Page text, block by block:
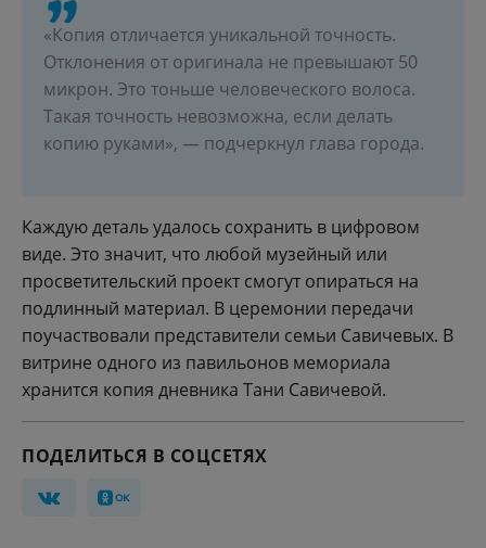
«Копия отличается уникальной точность.
Отклонения от оригинала не превышают 50
микрон. Это тоньше человеческого волоса.
Такая точность невозможна, если делать
копию руками», — подчеркнул глава города.
Каждую деталь удалось сохранить в цифровом
виде. Это значит, что любой музейный или
просветительский проект смогут опираться на
подлинный материал. В церемонии передачи
поучаствовали представители семьи Савичевых. В
витрине одного из павильонов мемориала
хранится копия дневника Тани Савичевой.
ПОДЕЛИТЬСЯ В СОЦСЕТЯХ